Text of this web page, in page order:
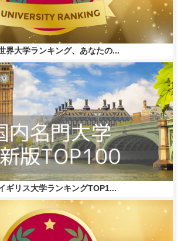
界大学ランキング、あなたの...
ギリス大学ランキングTOP1...